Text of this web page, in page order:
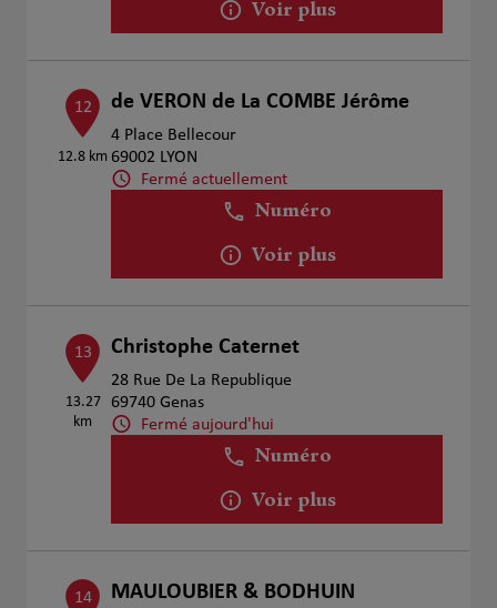
Voir plus
12
12.8 km
de VERON de La COMBE Jérôme
4 Place Bellecour
69002 LYON
Fermé actuellement
Numéro
Voir plus
13
13.27
km
Christophe Caternet
28 Rue De La Republique
69740 Genas
Fermé aujourd'hui
Numéro
Voir plus
14 MAULOUBIER & BODHUIN